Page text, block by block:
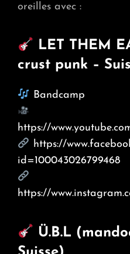
oreilles avec :
LET THEM
crust punk –
Bandcamp
https://
https://
id=100043026799468
https://
Ü.B.L